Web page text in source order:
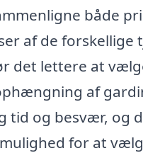
både
af de forskellige
det lettere at
af
tid og besvær, og
for at